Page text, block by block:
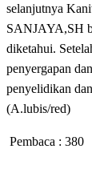
selanjutnya
SANJAYA,SH
diketahui.
penyergapan
penyelidikan
(A.lubis/red)
Pembaca : 380